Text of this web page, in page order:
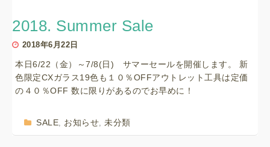
2018. Summer Sale
2018年6月22日
本日6/22（金）～7/8(日) サマーセールを開催します。 新
色限定CXガラス19色も１０％OFFアウトレット工具は定価
の４０％OFF 数に限りがあるのでお早めに！
SALE, お知らせ, 未分類